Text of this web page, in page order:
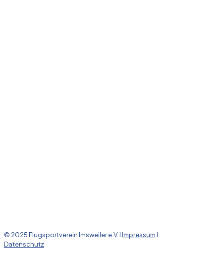
© 2025 Flugsportverein Imsweiler e.V. lImpressuml
Datenschutz